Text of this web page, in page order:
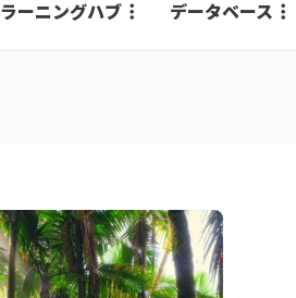
ラーニングハブ データベース